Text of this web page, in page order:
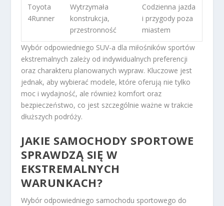
Toyota
4Runner
Wytrzymała
konstrukcja,
przestronność
Codzienna jazda
i przygody poza
miastem
Wybór odpowiedniego SUV-a dla miłośników sportów
ekstremalnych zależy od indywidualnych preferencji
oraz charakteru planowanych wypraw. Kluczowe jest
jednak, aby wybierać modele, które oferują nie tylko
moc i wydajność, ale również komfort oraz
bezpieczeństwo, co jest szczególnie ważne w trakcie
dłuższych podróży.
JAKIE SAMOCHODY SPORTOWE
SPRAWDZĄ SIĘ W
EKSTREMALNYCH
WARUNKACH?
Wybór odpowiedniego samochodu sportowego do